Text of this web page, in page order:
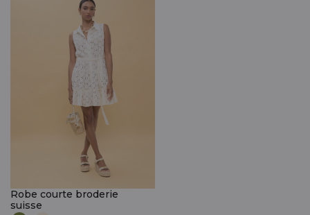
Robe courte broderie
suisse